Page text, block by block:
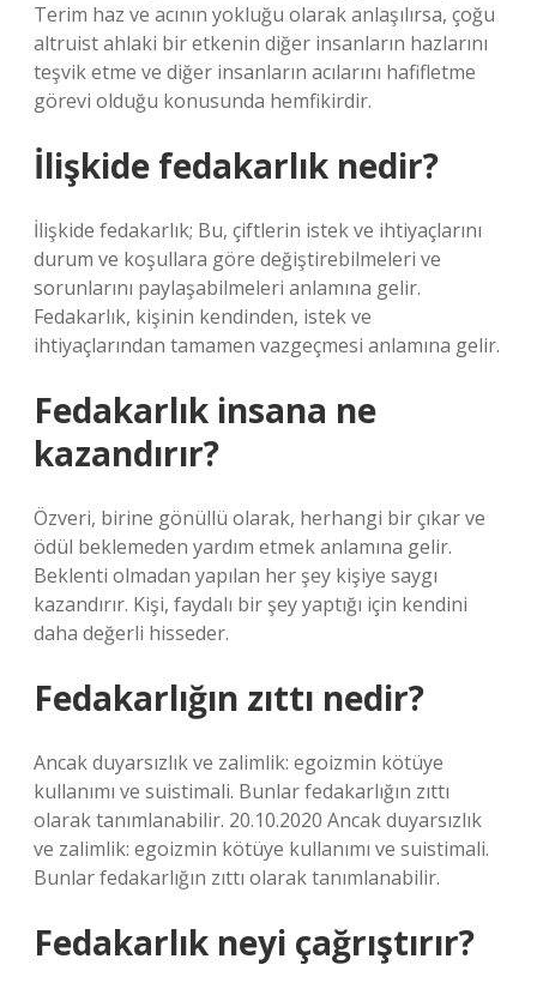
Terim haz ve acının yokluğu olarak anlaşılırsa, çoğu
altruist ahlaki bir etkenin diğer insanların hazlarını
teşvik etme ve diğer insanların acılarını hafifletme
görevi olduğu konusunda hemfikirdir.
İlişkide fedakarlık nedir?
İlişkide fedakarlık; Bu, çiftlerin istek ve ihtiyaçlarını
durum ve koşullara göre değiştirebilmeleri ve
sorunlarını paylaşabilmeleri anlamına gelir.
Fedakarlık, kişinin kendinden, istek ve
ihtiyaçlarından tamamen vazgeçmesi anlamına gelir.
Fedakarlık insana ne
kazandırır?
Özveri, birine gönüllü olarak, herhangi bir çıkar ve
ödül beklemeden yardım etmek anlamına gelir.
Beklenti olmadan yapılan her şey kişiye saygı
kazandırır. Kişi, faydalı bir şey yaptığı için kendini
daha değerli hisseder.
Fedakarlığın zıttı nedir?
Ancak duyarsızlık ve zalimlik: egoizmin kötüye
kullanımı ve suistimali. Bunlar fedakarlığın zıttı
olarak tanımlanabilir. 20.10.2020 Ancak duyarsızlık
ve zalimlik: egoizmin kötüye kullanımı ve suistimali.
Bunlar fedakarlığın zıttı olarak tanımlanabilir.
Fedakarlık neyi çağrıştırır?